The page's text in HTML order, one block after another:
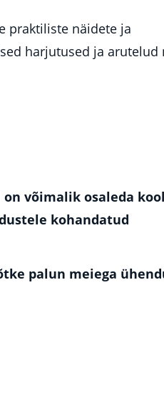
praktiliste näidete ja
harjutused ja arutelud
on võimalik osaleda
kohandatud
palun meiega